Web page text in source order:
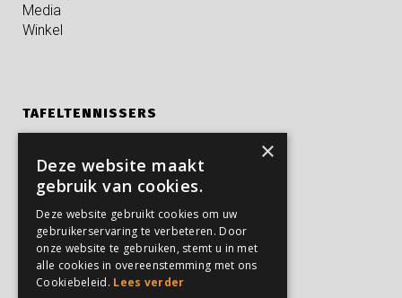
Media
Winkel
TAFELTENNISSERS
Kampen
Privé trainingen
Verjaardagsfeestjes
PARTICULIEREN
×
Deze website maakt
gebruik van cookies.
Deze website gebruikt cookies om uw
gebruikerservaring te verbeteren. Door
onze website te gebruiken, stemt u in met
alle cookies in overeenstemming met ons
Cookiebeleid. Lees verder